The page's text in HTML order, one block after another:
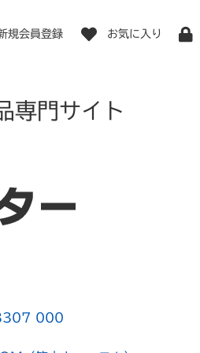
規会員登録 お気に入り
専門サイト
000